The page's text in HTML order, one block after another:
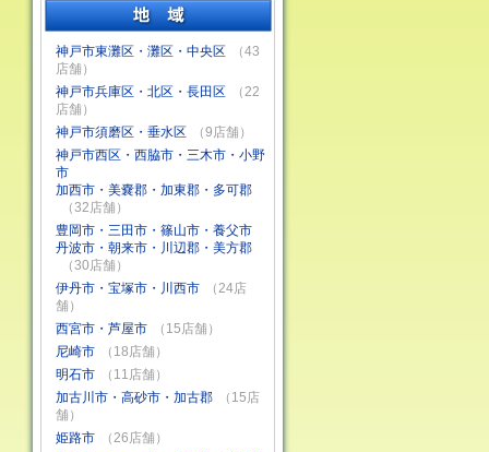
神戸市東灘区・灘区・中央区
（43
店舗）
神戸市兵庫区・北区・長田区
（22
店舗）
神戸市須磨区・垂水区
（9店舗）
神戸市西区・西脇市・三木市・小野
市
加西市・美嚢郡・加東郡・多可郡
（32店舗）
豊岡市・三田市・篠山市・養父市
丹波市・朝来市・川辺郡・美方郡
（30店舗）
伊丹市・宝塚市・川西市
（24店
舗）
西宮市・芦屋市
（15店舗）
尼崎市
（18店舗）
明石市
（11店舗）
加古川市・高砂市・加古郡
（15店
舗）
姫路市
（26店舗）